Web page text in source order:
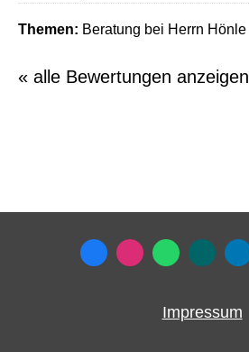
Themen: Beratung bei Herrn Hönle
« alle Bewertungen anzeigen
Impressum